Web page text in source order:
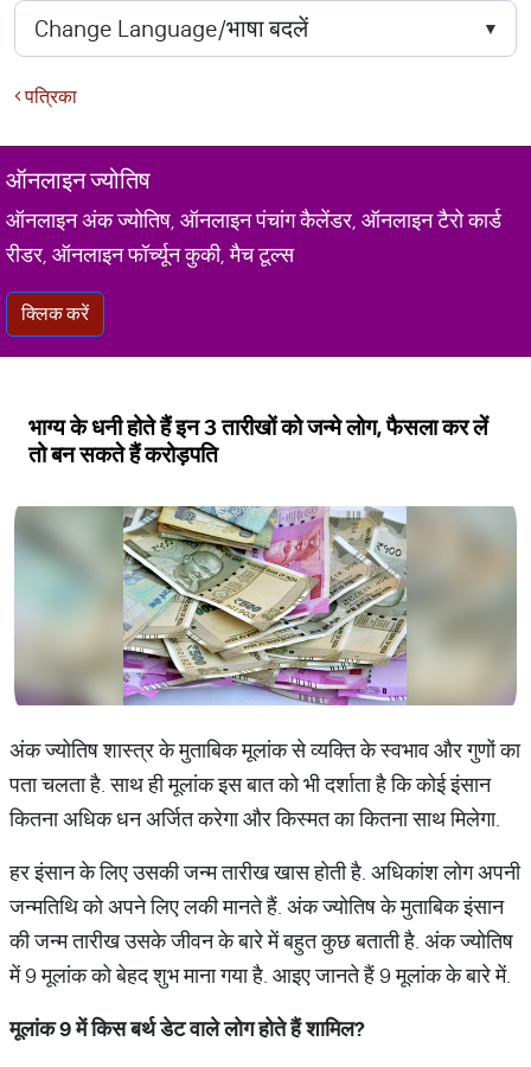
पत्रिका
ऑनलाइन ज्योतिष
ऑनलाइन अंक ज्योतिष, ऑनलाइन पंचांग कैलेंडर, ऑनलाइन टैरो कार्ड
रीडर, ऑनलाइन फॉर्च्यून कुकी, मैच टूल्स
क्लिक करें
भाग्य के धनी होते हैं इन 3 तारीखों को जन्मे लोग, फैसला कर लें
तो बन सकते हैं करोड़पति
अंक ज्योतिष शास्त्र के मुताबिक मूलांक से व्यक्ति के स्वभाव और गुणों का
पता चलता है. साथ ही मूलांक इस बात को भी दर्शाता है कि कोई इंसान
कितना अधिक धन अर्जित करेगा और किस्मत का कितना साथ मिलेगा.
हर इंसान के लिए उसकी जन्म तारीख खास होती है. अधिकांश लोग अपनी
जन्मतिथि को अपने लिए लकी मानते हैं. अंक ज्योतिष के मुताबिक इंसान
की जन्म तारीख उसके जीवन के बारे में बहुत कुछ बताती है. अंक ज्योतिष
में 9 मूलांक को बेहद शुभ माना गया है. आइए जानते हैं 9 मूलांक के बारे में.
मूलांक9मेंकिसबर्थडेटवालेलोगहोतेहैंशामिल?